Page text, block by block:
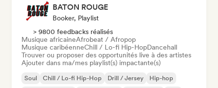
BATON ROUGE
Booker, Playlist
> 9800 feedbacks réalisés
Musique africaineAfrobeat / Afropop
Musique caribéenneChill / Lo-fi Hip-HopDancehall
Trouver ou proposer des opportunités live à des artistes
Ajouter dans ma/mes playlist(s) impactante(s)
Soul Chill / Lo-fi Hip-Hop Drill / Jersey
Hip-hop